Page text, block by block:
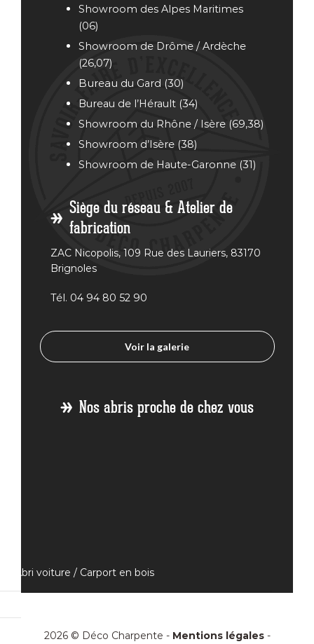
Showroom des Alpes Maritimes
(06)
Showroom de Drôme / Ardèche
(26,07)
Bureau du Gard (30)
Bureau de l’Hérault (34)
Showroom du Rhône / Isère (69,38)
Showroom d’Isère (38)
Showroom de Haute-Garonne (31)
Siège du réseau & Atelier de
fabrication
ZAC Nicopolis, 109 Rue des Lauriers, 83170
Brignoles
Tél. 04 94 80 52 90
Voir la galerie
Nos abris proche de chez vous
Abri voiture / Carport en bois
2026 © Déco Charpente - Mentions légales-